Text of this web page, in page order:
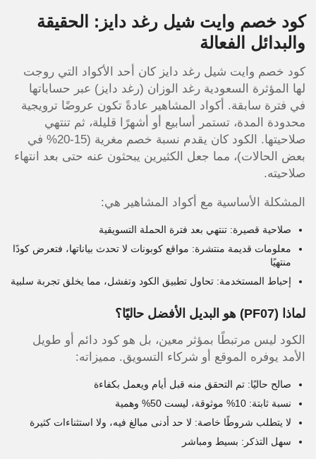
كود خصم وايت شيل رغد دايز: الحقيقة
والبدائل الفعالة
كود خصم وايت شيل رغد دايز كان أحد الأكواد التي روجت
لها المؤثرة السعودية رغد الوزان (رغد دايز) عبر حساباتها
في فترة سابقة. أكواد المشاهير عادةً تكون عروضًا ترويجية
محدودة المدة، تستمر أسابيع أو أشهرًا قليلة، ثم تنتهي
صلاحيتها. الكود كان يقدم نسبة خصم مغرية (15-20% في
بعض الحالات)، مما جعل الكثيرين يبحثون عنه حتى بعد انتهاء
صلاحيته.
المشكلة الأساسية مع أكواد المشاهير هي:
صلاحية قصيرة: تنتهي بعد فترة الحملة التسويقية
معلومات قديمة منتشرة: مواقع كوبونات لا تحدث بياناتها، فتعرض كودًا
منتهيًا
إحباط المستخدمة: تحاول تطبيق الكود وتفشل، مما يخلق تجربة سلبية
لماذا (PF07) هو البديل الأفضل حاليًا؟
الكود ليس مرتبطًا بمؤثر معين، بل هو كود دائم أو طويل
الأمد يوفره الموقع أو شركاء التسويق. مميزاته:
صالح حاليًا: تم التحقق منه قبل أيام ويعمل بكفاءة
نسبة ثابتة: 10% موثوقة، ليست 50% وهمية
لا يتطلب شروطًا خاصة: لا حد أدنى مبالغ فيه، ولا استثناءات كثيرة
سهل التذكر: بسيط ومباشر